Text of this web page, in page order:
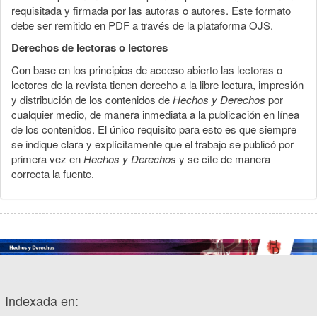
requisitada y firmada por las autoras o autores. Este formato
debe ser remitido en PDF a través de la plataforma OJS.
Derechos de lectoras o lectores
Con base en los principios de acceso abierto las lectoras o
lectores de la revista tienen derecho a la libre lectura, impresión
y distribución de los contenidos deHechos y Derechos por
cualquier medio, de manera inmediata a la publicación en línea
de los contenidos. El único requisito para esto es que siempre
se indique clara y explícitamente que el trabajo se publicó por
primera vez enHechos y Derechos y se cite de manera
correcta la fuente.
Indexada en: